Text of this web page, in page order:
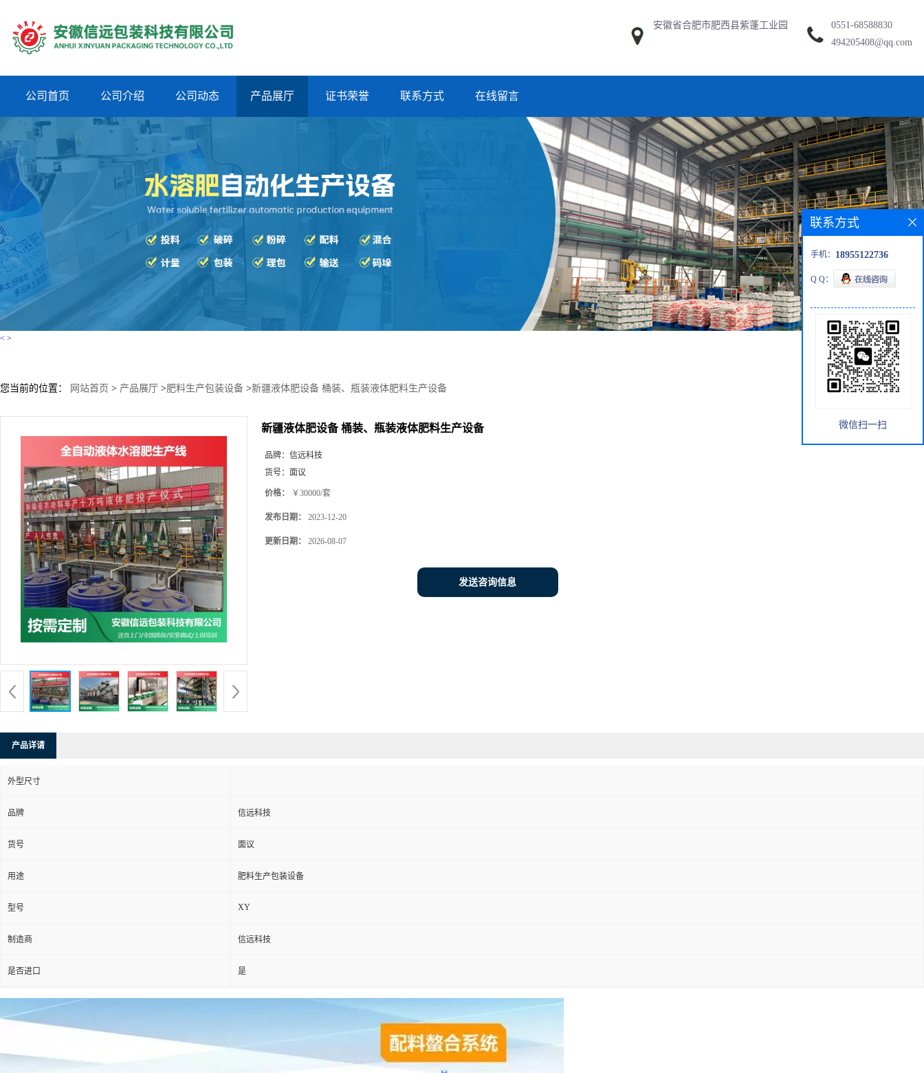
安徽省合肥市肥西县紫蓬工业园
0551-68588830
494205408@qq.com
公司首页 公司介绍 公司动态 产品展厅 证书荣誉 联系方式 在线留言
< >
您当前的位置： 网站首页 > 产品展厅 >肥料生产包装设备 >新疆液体肥设备 桶装、瓶装液体肥料生产设备
新疆液体肥设备 桶装、瓶装液体肥料生产设备
品牌： 信远科技
货号： 面议
价格： ￥30000/套
发布日期： 2023-12-20
更新日期： 2026-08-07
发送咨询信息
产品详请
外型尺寸
品牌 信远科技
货号 面议
用途 肥料生产包装设备
型号 XY
制造商 信远科技
是否进口 是
联系方式
手机： 18955122736
Q Q：
微信扫一扫